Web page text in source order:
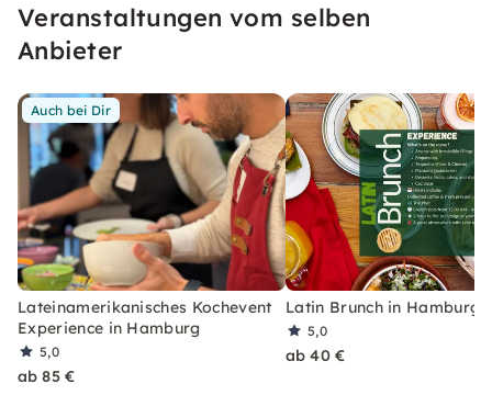
machen. Bei Karibe feiern wir die Freude,
miteinander zu teilen und Kontakte zu knüpfen,
während wir gutes Essen genießen. Lass uns
zusammenkommen!
Veranstaltungen vom selben
Anbieter
Auch bei Dir
Lateinamerikanisches Kochevent
Experience in Hamburg
5,0
ab 85 €
Latin Brunch in Hamburg
5,0
ab 40 €